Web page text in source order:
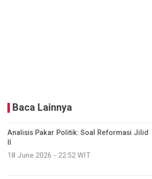
Baca Lainnya
Analisis Pakar Politik: Soal Reformasi Jilid
II
18 June 2026 - 22:52 WIT